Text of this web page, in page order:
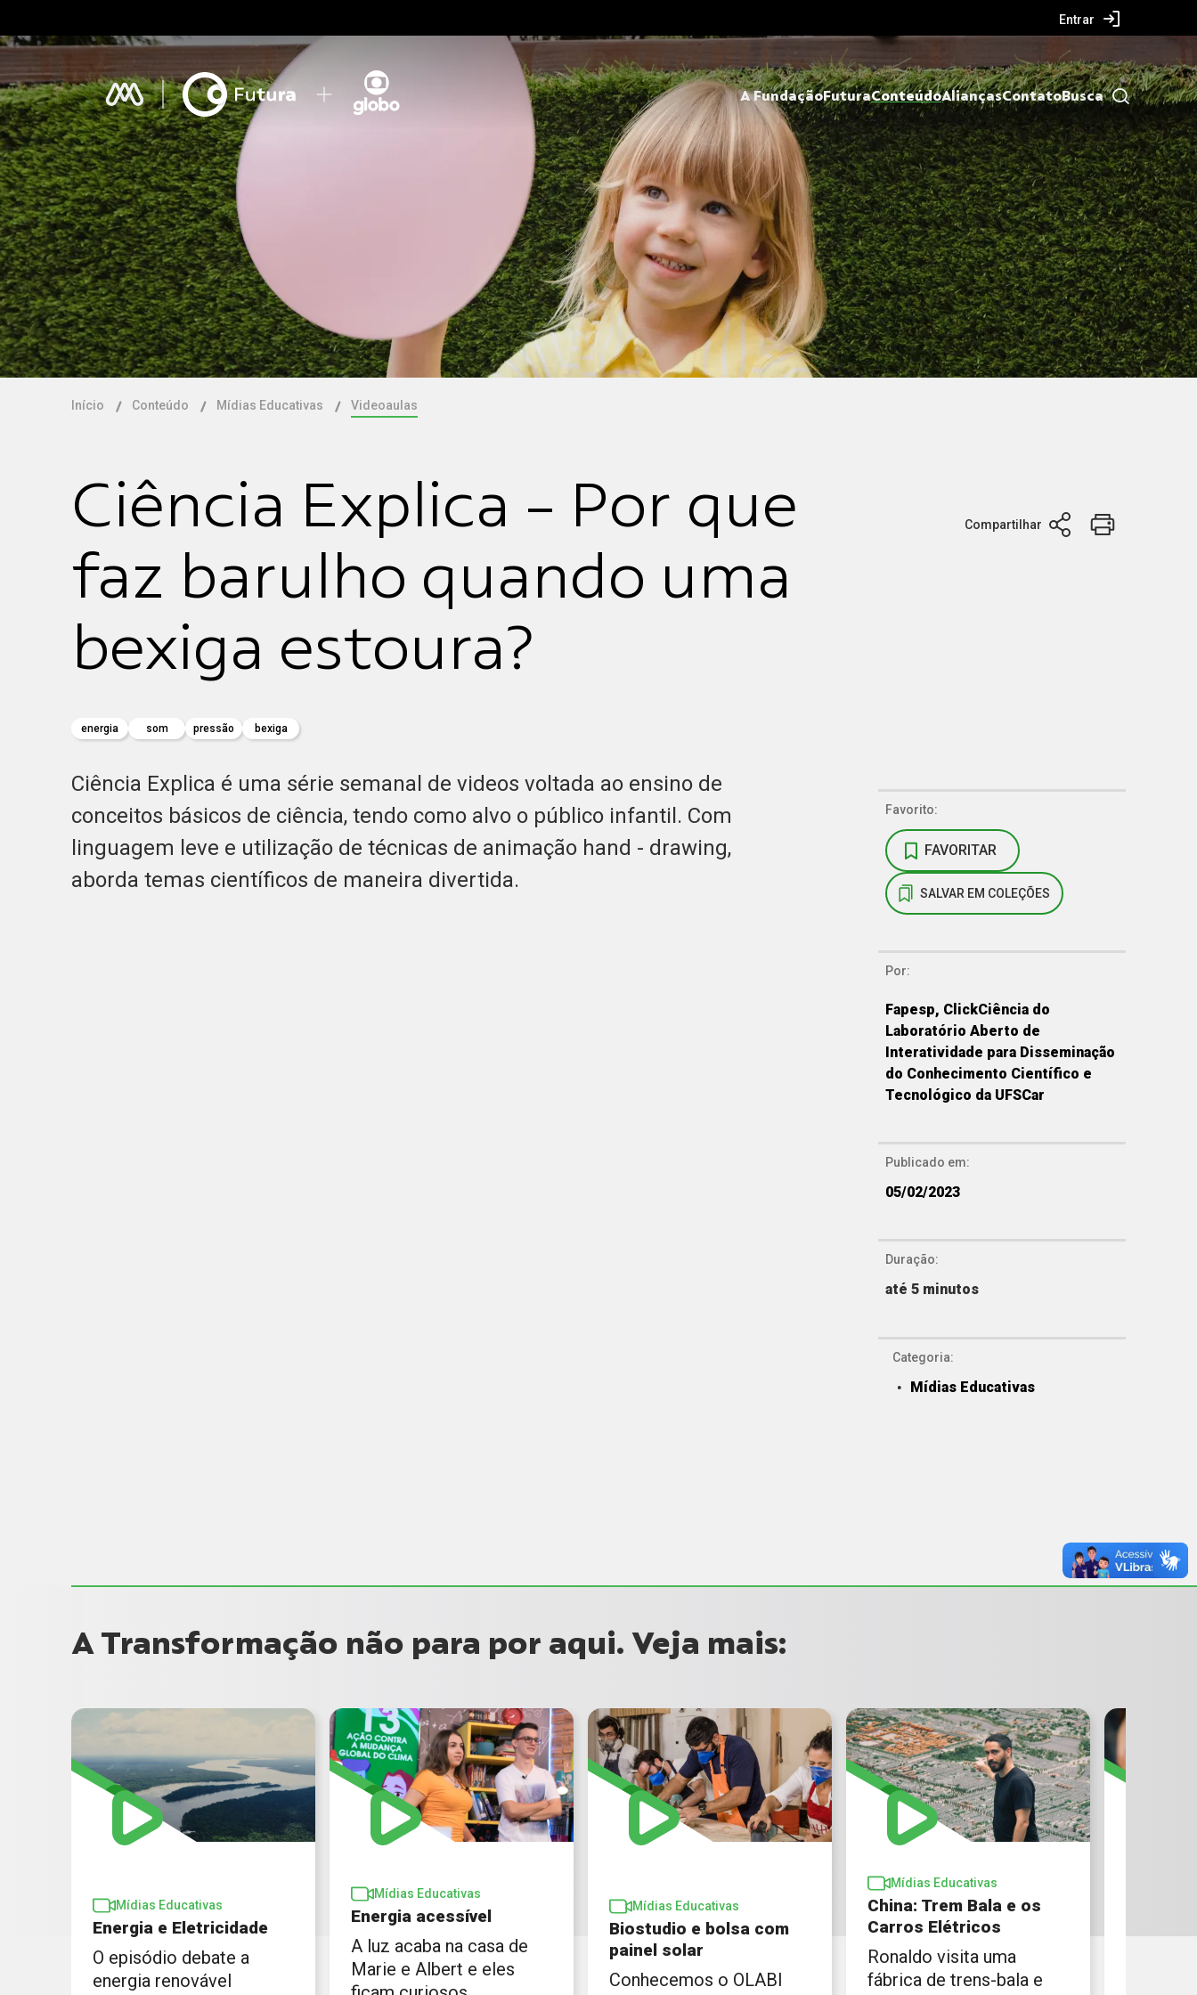
Entrar
A FundaçãoFuturaConteúdoAliançasContatoBusca
Início Conteúdo Mídias Educativas Videoaulas
Ciência Explica - Por que
faz barulho quando uma
bexiga estoura?
energia som pressão bexiga
Compartilhar
Ciência Explica é uma série semanal de videos voltada ao ensino de
conceitos básicos de ciência, tendo como alvo o público infantil. Com
linguagem leve e utilização de técnicas de animação hand - drawing,
aborda temas científicos de maneira divertida.
Favorito:
FAVORITAR
SALVAR EM COLEÇÕES
Por:
Fapesp, ClickCiência do
Laboratório Aberto de
Interatividade para Disseminação
do Conhecimento Científico e
Tecnológico da UFSCar
Publicado em:
05/02/2023
Duração:
até 5 minutos
Categoria:
Mídias Educativas
A Transformação não para por aqui. Veja mais:
Mídias Educativas
Energia e Eletricidade
O episódio debate a
energia renovável
Mídias Educativas
Energia acessível
A luz acaba na casa de
Marie e Albert e eles
Mídias Educativas
Biostudio e bolsa com
painel solar
Conhecemos o OLABI
Mídias Educativas
China: Trem Bala e os
Carros Elétricos
Ronaldo visita uma
fábrica de trens-bala e